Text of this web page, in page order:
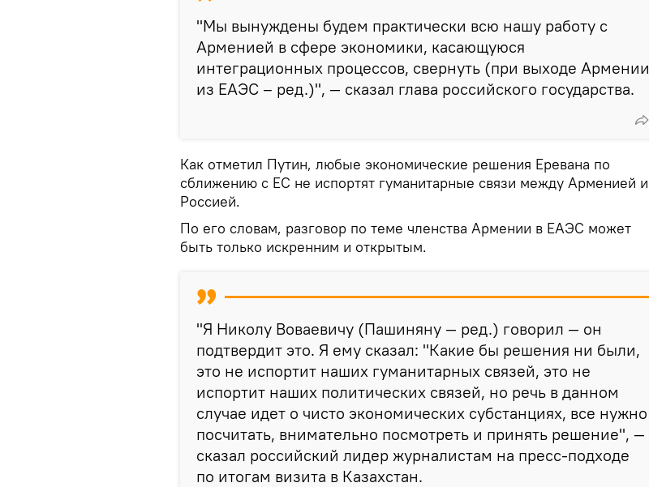
"Мы вынуждены будем практически всю нашу работу с
Арменией в сфере экономики, касающуюся
интеграционных процессов, свернуть (при выходе Армении
из ЕАЭС – ред.)", — сказал глава российского государства.
Как отметил Путин, любые экономические решения Еревана по
сближению с ЕС не испортят гуманитарные связи между Арменией и
Россией.
По его словам, разговор по теме членства Армении в ЕАЭС может
быть только искренним и открытым.
"Я Николу Воваевичу (Пашиняну — ред.) говорил — он
подтвердит это. Я ему сказал: "Какие бы решения ни были,
это не испортит наших гуманитарных связей, это не
испортит наших политических связей, но речь в данном
случае идет о чисто экономических субстанциях, все нужно
посчитать, внимательно посмотреть и принять решение", —
сказал российский лидер журналистам на пресс-подходе
по итогам визита в Казахстан.